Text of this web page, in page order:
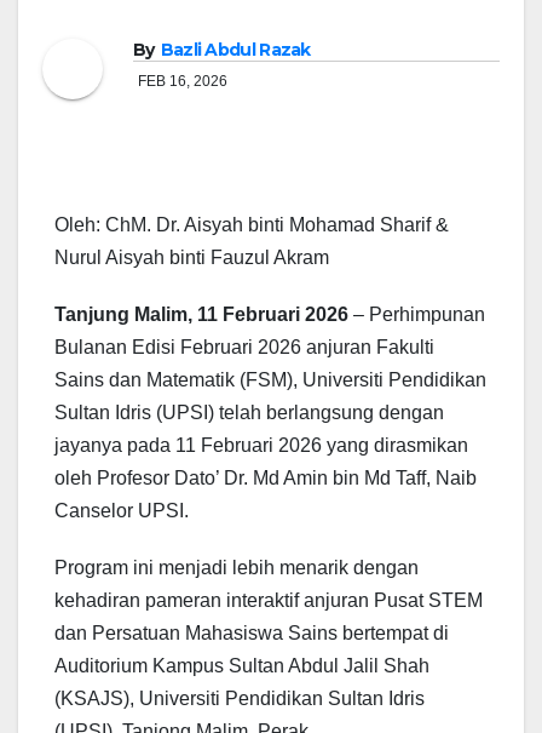
By Bazli Abdul Razak
FEB 16, 2026
Oleh: ChM. Dr. Aisyah binti Mohamad Sharif &
Nurul Aisyah binti Fauzul Akram
Tanjung Malim, 11 Februari 2026 – Perhimpunan
Bulanan Edisi Februari 2026 anjuran Fakulti
Sains dan Matematik (FSM), Universiti Pendidikan
Sultan Idris (UPSI) telah berlangsung dengan
jayanya pada 11 Februari 2026 yang dirasmikan
oleh Profesor Dato’ Dr. Md Amin bin Md Taff, Naib
Canselor UPSI.
Program ini menjadi lebih menarik dengan
kehadiran pameran interaktif anjuran Pusat STEM
dan Persatuan Mahasiswa Sains bertempat di
Auditorium Kampus Sultan Abdul Jalil Shah
(KSAJS), Universiti Pendidikan Sultan Idris